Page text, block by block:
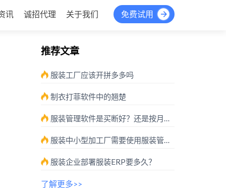
讯 诚招代理 关于我们 免费试用
推荐文章
服装工厂应该开拼多多吗
制衣打菲软件中的翘楚
服装管理软件是买断好？还是按月按需付费好？
服装中小型加工厂需要使用服装管理软件吗？
服装企业部署服装ERP要多久？
了解更多>>